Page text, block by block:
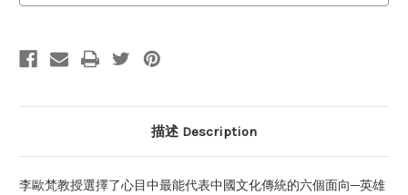
描述 Description
李歐梵教授選擇了心目中最能代表中國文化傳統的六個面向─英雄